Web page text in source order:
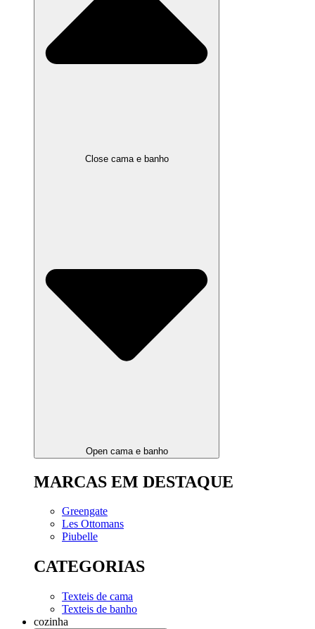
Close cama e banho
Open cama e banho
MARCAS EM DESTAQUE
Greengate
Les Ottomans
Piubelle
CATEGORIAS
Texteis de cama
Texteis de banho
cozinha